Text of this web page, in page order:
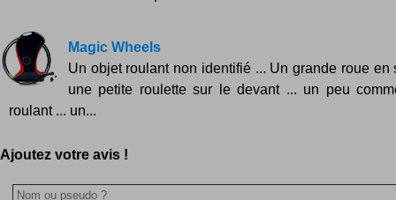
Magic Wheels
Un objet roulant non identifié ... Un grande roue en
une petite roulette sur le devant ... un peu
roulant ... un...
Ajoutez votre avis !